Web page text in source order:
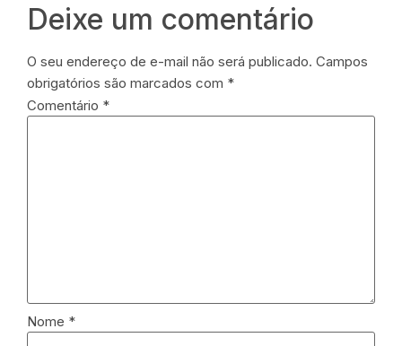
Deixe um comentário
O seu endereço de e-mail não será publicado. Campos
obrigatórios são marcados com *
Comentário *
Nome *